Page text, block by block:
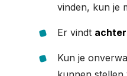
vinden, kun je
Er vindt
Kun je